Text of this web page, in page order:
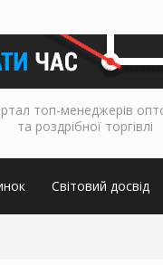
топ-менеджерів
та роздрібної торгівлі
Світовий досвід